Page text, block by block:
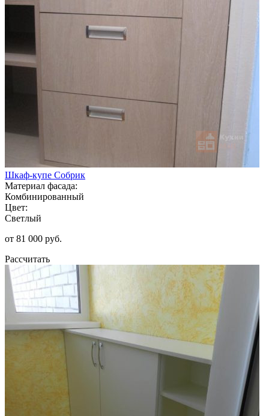
Шкаф-купе Собрик
Материал фасада:
Комбинированный
Цвет:
Светлый
от 81 000 руб.
Рассчитать